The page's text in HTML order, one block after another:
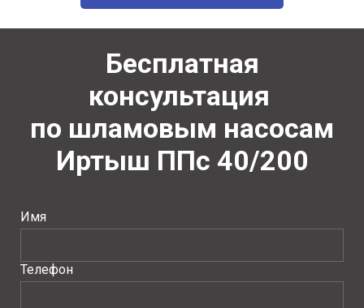
Бесплатная
консультация
по шламовым насосам
Иртыш ППс 40/200
Имя
Телефон